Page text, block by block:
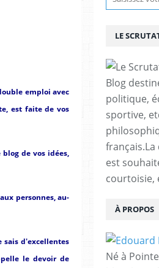
emploi avec
est faite de vos
de vos idées,
personnes, au-
sais d'excellentes
le devoir de
LE
Blog
politique,
sportive,
est
courtoisie,
À PROPOS
Né à